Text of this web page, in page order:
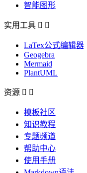
智能图形
实用工具  
LaTex公式编辑器
Geogebra
Mermaid
PlantUML
资源  
模板社区
知识教程
专题频道
帮助中心
使用手册